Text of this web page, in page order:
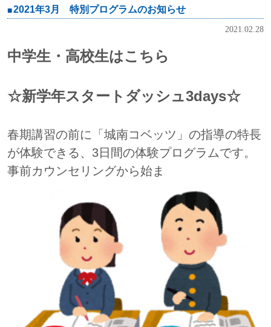
2021年3月 特別プログラムのお知らせ
2021.02.28
中学生・高校生はこちら
☆新学年スタートダッシュ3days☆
春期講習の前に「城南コベッツ」の指導の特長
が体験できる、3日間の体験プログラムです。
事前カウンセリングから始ま